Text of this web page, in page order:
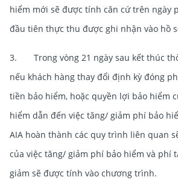
hiểm mới sẽ được tính căn cứ trên ngày
đầu tiên thực thu được ghi nhận vào hồ
3. Trong vòng 21 ngày sau kết thúc
nếu khách hàng thay đổi định kỳ đóng
tiền bảo hiểm, hoặc quyền lợi bảo hiểm
hiểm dẫn đến việc tăng/ giảm phí bảo
AIA hoàn thành các quy trình liên quan
của việc tăng/ giảm phí bảo hiểm và phí
giảm sẽ được tính vào chương trình.